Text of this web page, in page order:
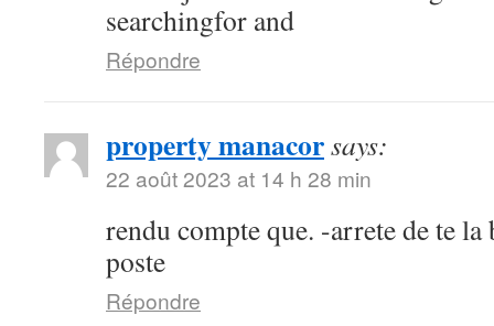
searchingfor and
Répondre
property manacorsays:
22 août 2023 at 14 h 28 min
rendu compte que. -arrete de te
poste
Répondre